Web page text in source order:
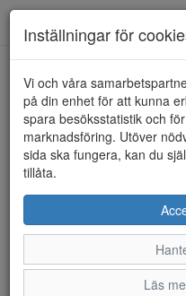
PUMA (34
Sortera efter:
Inställningar för
Vi och våra
på din enhet för att kunna
spara besöksstatistik och
marknadsföring. Utöver
sida ska fungera, kan du
tillåta.
Läs